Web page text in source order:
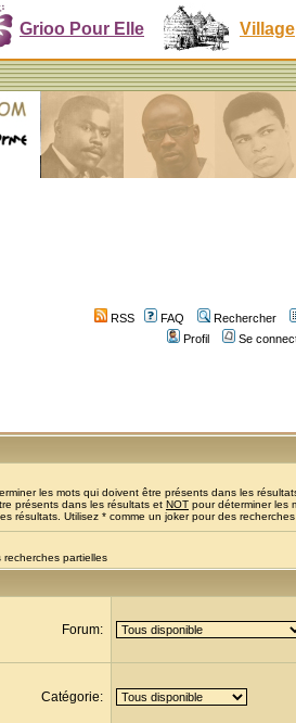
Grioo Pour Elle Village
RSS FAQ
Rechercher
Profil
Se
les mots qui doivent être présents dans les
présents dans les résultats et NOT pour déterminer les
résultats. Utilisez * comme un joker pour des
recherches partielles
Forum:
Catégorie: